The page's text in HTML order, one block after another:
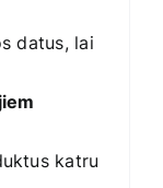
datus, lai
katru